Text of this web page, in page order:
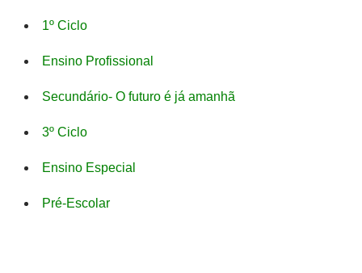
1º Ciclo
Ensino Profissional
Secundário- O futuro é já amanhã
3º Ciclo
Ensino Especial
Pré-Escolar